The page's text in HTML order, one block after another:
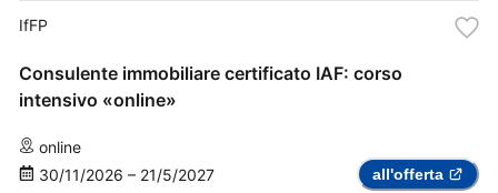
IfFP
Consulente immobiliare certificato IAF: corso
intensivo «online»
online
30/11/2026 – 21/5/2027 all'offerta